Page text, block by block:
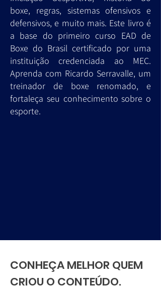
boxe, regras, sistemas ofensivos e
defensivos, e muito mais. Este livro é
a base do primeiro curso EAD de
Boxe do Brasil certificado por uma
instituição credenciada ao MEC.
Aprenda com Ricardo Serravalle, um
treinador de boxe renomado, e
fortaleça seu conhecimento sobre o
esporte.
CONHEÇA MELHOR QUEM
CRIOU O CONTEÚDO.